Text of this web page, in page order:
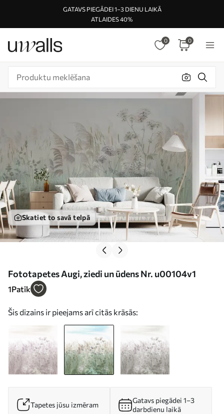
GATAVS PIEGĀDEI 1–3 DIENU LAIKĀ
ATLAIDES 40%
0 0
Skatiet to savā telpā
Fototapetes Augi, ziedi un ūdens Nr. u00104v1
1Patīk
Šis dizains ir pieejams arī citās krāsās:
Tapetes jūsu izmēram
Gatavs piegādei 1–3
darbdienu laikā